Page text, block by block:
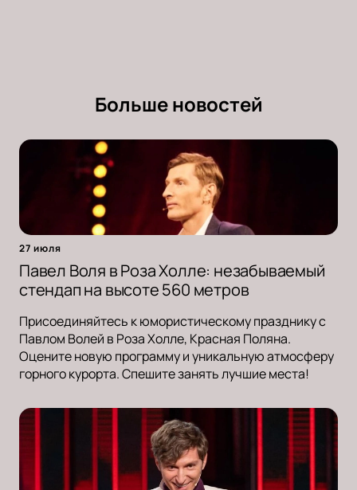
Больше новостей
27 июля
Павел Воля в Роза Холле: незабываемый
стендап на высоте 560 метров
Присоединяйтесь к юмористическому празднику с
Павлом Волей в Роза Холле, Красная Поляна.
Оцените новую программу и уникальную атмосферу
горного курорта. Спешите занять лучшие места!